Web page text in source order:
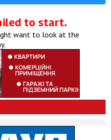
to start.
want to look at the